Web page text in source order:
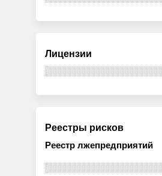
Лицензии
Реестры рисков
Реестр лжепредприятий